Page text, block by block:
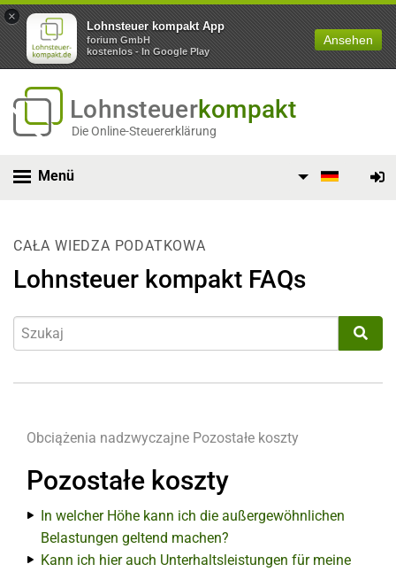
×
Lohnsteuer kompakt App
forium GmbH
kostenlos - In Google Play
Ansehen
Lohnsteuerkompakt
Die Online-Steuererklärung
Menü
CAŁA WIEDZA PODATKOWA
Lohnsteuer kompakt FAQs
Obciążenia nadzwyczajne Pozostałe koszty
Pozostałe koszty
In welcher Höhe kann ich die außergewöhnlichen
Belastungen geltend machen?
Kann ich hier auch Unterhaltsleistungen für meine